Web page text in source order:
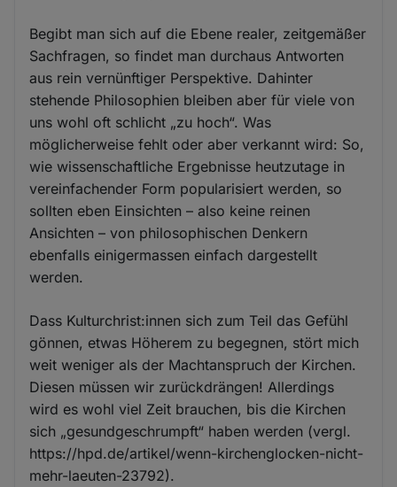
Begibt man sich auf die Ebene realer, zeitgemäßer
Sachfragen, so findet man durchaus Antworten
aus rein vernünftiger Perspektive. Dahinter
stehende Philosophien bleiben aber für viele von
uns wohl oft schlicht „zu hoch“. Was
möglicherweise fehlt oder aber verkannt wird: So,
wie wissenschaftliche Ergebnisse heutzutage in
vereinfachender Form popularisiert werden, so
sollten eben Einsichten – also keine reinen
Ansichten – von philosophischen Denkern
ebenfalls einigermassen einfach dargestellt
werden.
Dass Kulturchrist:innen sich zum Teil das Gefühl
gönnen, etwas Höherem zu begegnen, stört mich
weit weniger als der Machtanspruch der Kirchen.
Diesen müssen wir zurückdrängen! Allerdings
wird es wohl viel Zeit brauchen, bis die Kirchen
sich „gesundgeschrumpft“ haben werden (vergl.
https://hpd.de/artikel/wenn-kirchenglocken-nicht-
mehr-laeuten-23792).